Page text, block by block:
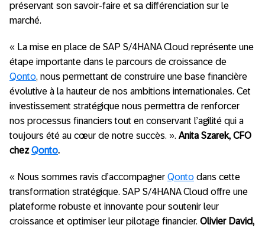
préservant son savoir-faire et sa différenciation sur le
marché.
« La mise en place de SAP S/4HANA Cloud représente une
étape importante dans le parcours de croissance de
Qonto, nous permettant de construire une base financière
évolutive à la hauteur de nos ambitions internationales. Cet
investissement stratégique nous permettra de renforcer
nos processus financiers tout en conservant l’agilité qui a
toujours été au cœur de notre succès. ». Anita Szarek, CFO
chezQonto.
« Nous sommes ravis d’accompagner Qonto dans cette
transformation stratégique. SAP S/4HANA Cloud offre une
plateforme robuste et innovante pour soutenir leur
croissance et optimiser leur pilotage financier. Olivier David,